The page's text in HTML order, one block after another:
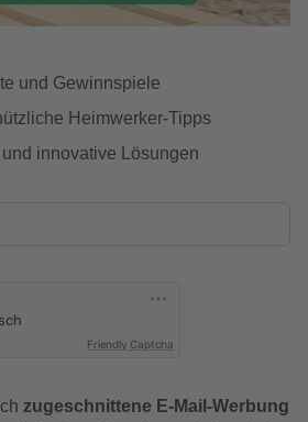
und Gewinnspiele
Heimwerker-Tipps
innovative Lösungen
Friendly Captcha
zugeschnittene E-Mail-Werbung